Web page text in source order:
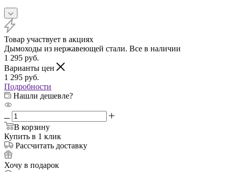
Товар участвует в акциях
Дымоходы из нержавеющей стали. Все в наличии
1 295 руб.
Варианты цен
1 295 руб.
Подробности
Нашли дешевле?
В корзину
Купить в 1 клик
Рассчитать доставку
Хочу в подарок